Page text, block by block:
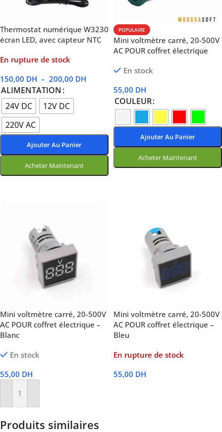
Thermostat numérique W3230
écran LED, avec capteur NTC
En rupture de stock
150,00 DH – 200,00 DH
ALIMENTATION
24V DC
12V DC
220V AC
Ajouter Au Panier
Acheter Maintenant
POPULAIRE
Mini voltmètre carré, 20-500V
AC POUR coffret électrique
En stock
55,00 DH
COULEUR
Ajouter Au Panier
Acheter Maintenant
Mini voltmètre carré, 20-500V
AC POUR coffret électrique –
Blanc
En stock
55,00 DH
Ajouter Au Panier
Mini voltmètre carré, 20-500V
AC POUR coffret électrique –
Bleu
En rupture de stock
55,00 DH
Produits similaires